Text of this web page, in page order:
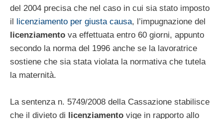
del 2004 precisa che nel caso in cui sia stato imposto
il licenziamento per giusta causa, l’impugnazione del
licenziamento va effettuata entro 60 giorni, appunto
secondo la norma del 1996 anche se la lavoratrice
sostiene che sia stata violata la normativa che tutela
la maternità.
La sentenza n. 5749/2008 della Cassazione stabilisce
che il divieto di licenziamento vige in rapporto allo